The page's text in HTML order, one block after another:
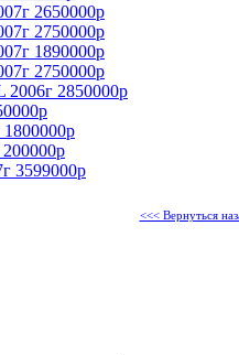
2650000р
2750000р
1890000р
2750000р
2850000р
3599000р
<<< Вернуться